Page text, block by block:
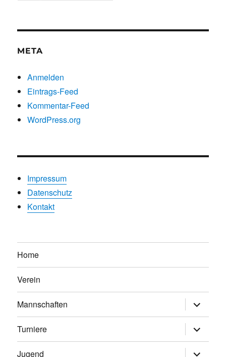
META
Anmelden
Eintrags-Feed
Kommentar-Feed
WordPress.org
Impressum
Datenschutz
Kontakt
Home
Verein
Mannschaften
anzeigen
Turniere
anzeigen
Jugend